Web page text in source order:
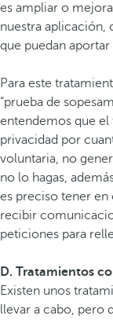
es ampliar o
nuestra aplicación,
que puedan aportar
Para este
“prueba de
entendemos que
privacidad por
voluntaria, no
no lo hagas,
es preciso tener en
recibir
peticiones para
D. Tratamientos
Existen unos
llevar a cabo, pero